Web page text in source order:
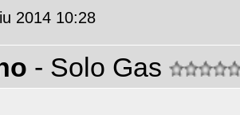
2014 10:28
- Solo Gas